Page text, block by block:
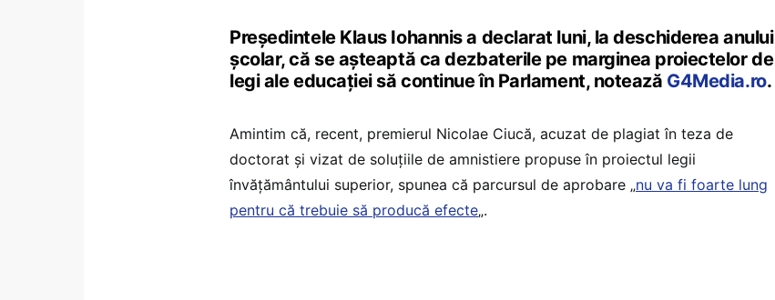
Președintele Klaus Iohannis a declarat luni, la deschiderea anului
școlar, că se așteaptă ca dezbaterile pe marginea proiectelor de
legi ale educației să continue în Parlament, notează G4Media.ro.
Amintim că, recent, premierul Nicolae Ciucă, acuzat de plagiat în teza de
doctorat și vizat de soluțiile de amnistiere propuse în proiectul legii
învățământului superior, spunea că parcursul de aprobare „nu va fi foarte lung
pentru că trebuie să producă efecte„.